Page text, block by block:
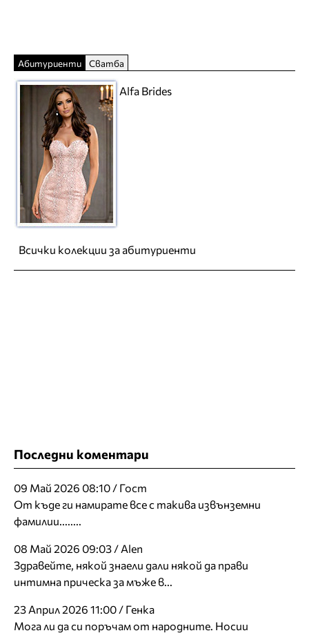
Абитуриенти Сватба
Alfa Brides
Всички колекции за абитуриенти
Последни коментари
09 Май 2026 08:10 / Гост
От къде ги намирате все с такива извънземни
фамилии........
08 Май 2026 09:03 / Alen
Здравейте, някой знаели дали някой да прави
интимна прическа за мъже в...
23 Април 2026 11:00 / Генка
Мога ли да си поръчам от народните. Носии